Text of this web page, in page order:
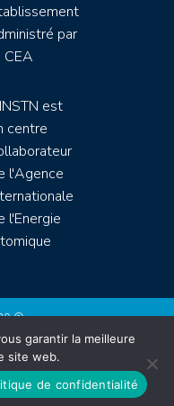
par
CEA
est
centre
l'Agence
l'Energie
©
(rgpd)
légales
garantir la meilleure
site web.
de confidentialité